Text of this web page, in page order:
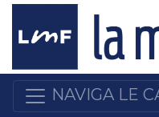
NAVIGA LE